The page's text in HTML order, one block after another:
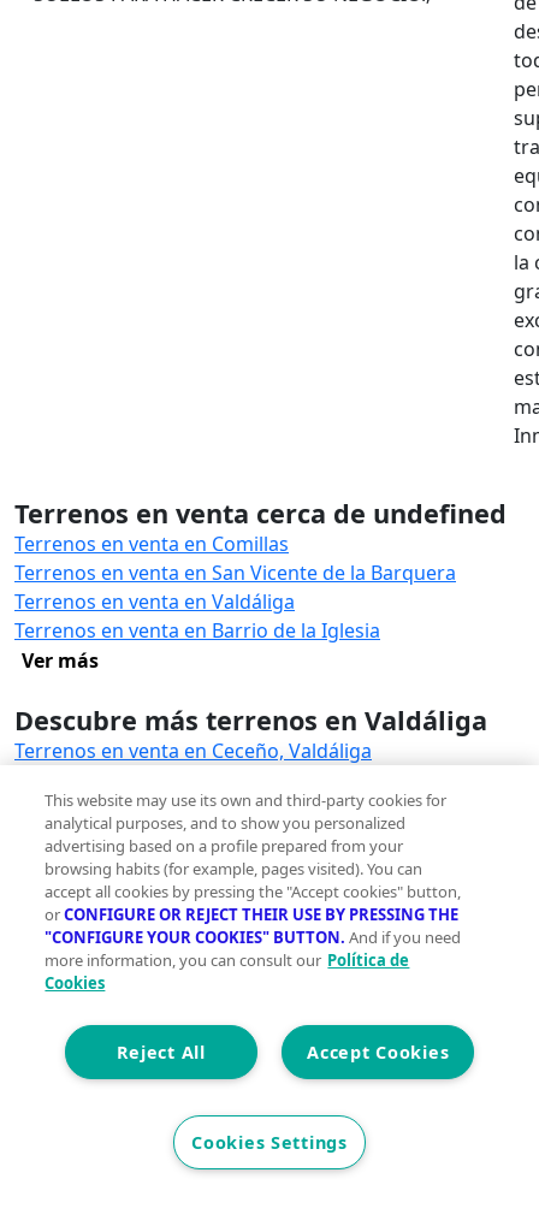
la
Terrenos en venta cerca de undefined
Terrenos en venta en Comillas
Terrenos en venta en San Vicente de la Barquera
Terrenos en venta en Valdáliga
Terrenos en venta en Barrio de la Iglesia
Ver más
Descubre más terrenos en Valdáliga
Terrenos en venta en Ceceño, Valdáliga
Otros inmuebles en venta en Valdáliga
Pisos en venta en Valdáliga
Casas en venta en Valdáliga
Locales en venta en Valdáliga
Oficinas en venta en Valdáliga
Edificios en venta en Valdáliga
Naves industriales en venta en Valdáliga
Hoteles en venta en Valdáliga
Trasteros en venta en Valdáliga
Terrenos en alquiler en Valdáliga
This website may use its own and third-party cookies for
analytical purposes, and to show you personalized
advertising based on a profile prepared from your
browsing habits (for example, pages visited). You can
accept all cookies by pressing the "Accept cookies" button,
orCONFIGURE OR REJECT THEIR USE BY PRESSING THE
"CONFIGURE YOUR COOKIES" BUTTON. And if you need
more information, you can consult our Política de
Cookies
Accept Cookies
Reject All
Cookies Settings